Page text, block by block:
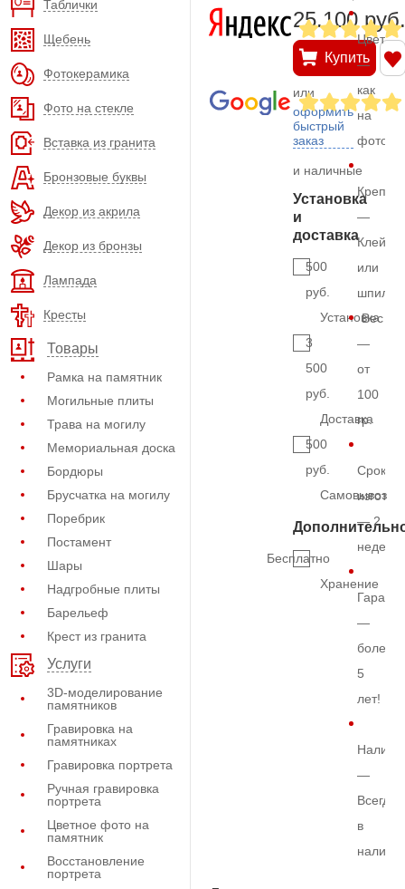
Таблички
Щебень
Фотокерамика
Фото на стекле
Вставка из гранита
Бронзовые буквы
Декор из акрила
Декор из бронзы
Лампада
Кресты
Товары
Рамка на памятник
Могильные плиты
Трава на могилу
Мемориальная доска
Бордюры
Брусчатка на могилу
Поребрик
Постамент
Шары
Надгробные плиты
Барельеф
Крест из гранита
Услуги
3D-моделирование
памятников
Гравировка на
памятниках
Гравировка портрета
Ручная гравировка
портрета
Цветное фото на
памятник
Восстановление
портрета
25.100 руб.
Купить
или
оформить
быстрый
заказ
и наличные
Установка
и
доставка
500
руб.
Установка
3
500
руб.
Доставка
500
руб.
Самовывоз
Бесплатно
Хранение
Цвет
—
как
на
фото
—
Клей
или
Вес
—
от
100
гр.
Срок
— 2
недели
—
более
5
лет!
—
Всегда
в